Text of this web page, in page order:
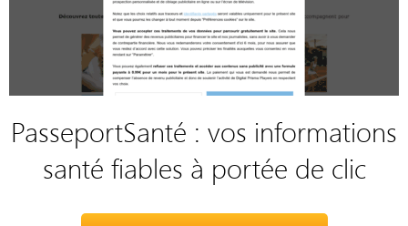
PasseportSanté : vos informations
santé fiables à portée de clic